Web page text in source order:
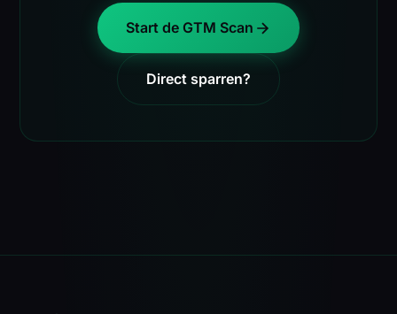
Start de GTM Scan
Direct sparren?